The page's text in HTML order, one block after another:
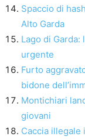
Spaccio di
Alto Garda
Lago di
urgente
Furto
bidone
Montichiari
giovani
Caccia illegale